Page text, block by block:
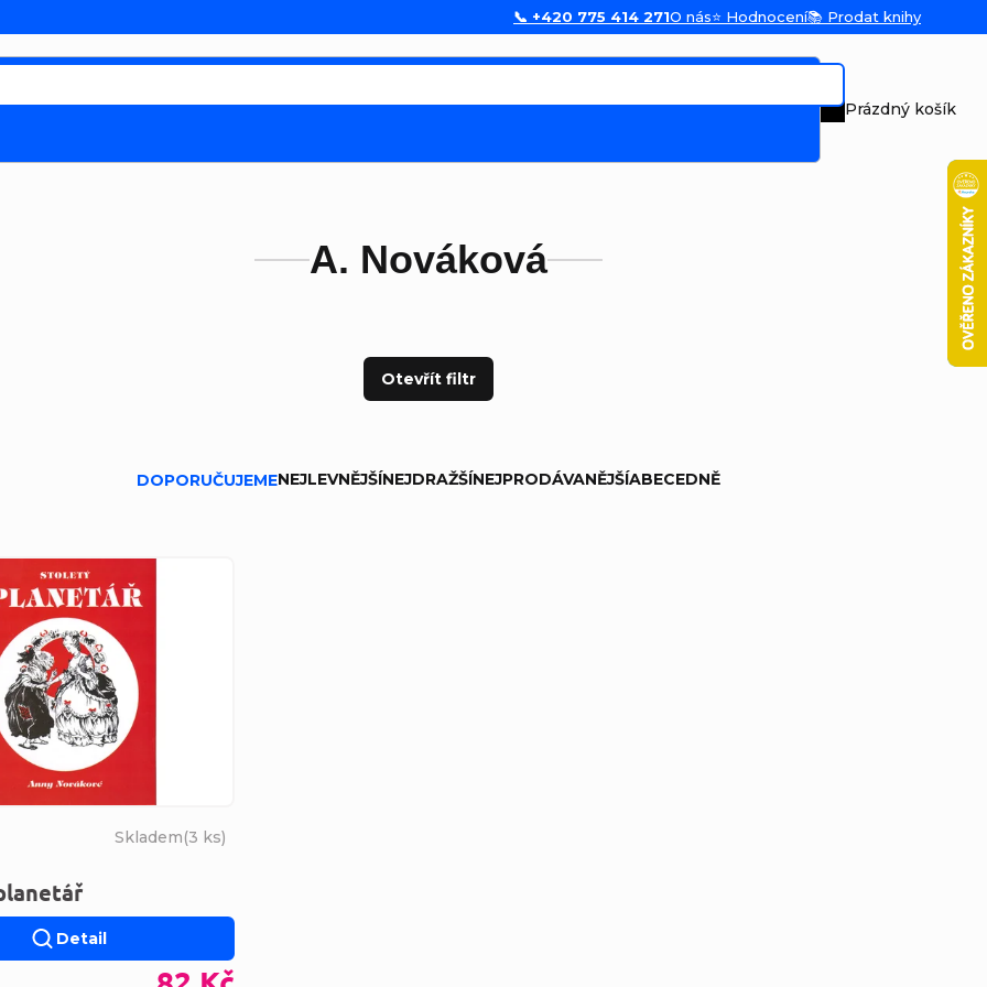
📞 +420 775 414 271O nás⭐ Hodnocení📚 Prodat knihy
Nákupní
Prázdný košík
A. Nováková
Otevřít filtr
produktů
DOPORUČUJEMENEJLEVNĚJŠÍNEJDRAŽŠÍNEJPRODÁVANĚJŠÍABECEDNĚ
produktů
Skladem(3 ks)
Detail